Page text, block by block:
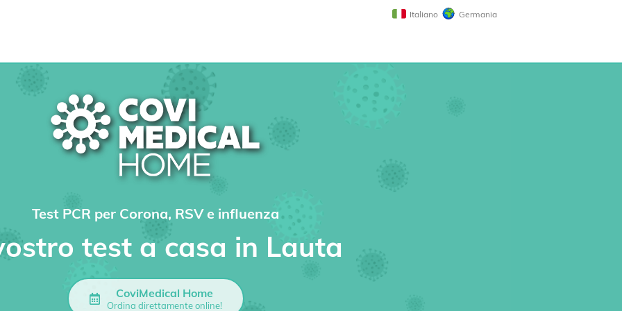
Italiano Germania
Test PCR per Corona, RSV e influenza
test a casa in Lauta
CoviMedical Home
Ordina direttamente online!